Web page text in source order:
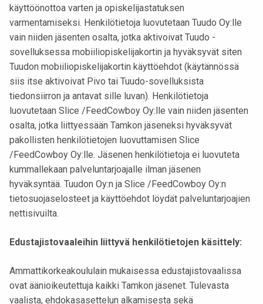
käyttöönottoa varten ja opiskelijastatuksen
varmentamiseksi. Henkilötietoja luovutetaan Tuudo Oy:lle
vain niiden jäsenten osalta, jotka aktivoivat Tuudo -
sovelluksessa mobiiliopiskelijakortin ja hyväksyvät siten
Tuudon mobiiliopiskelijakortin käyttöehdot (käytännössä
siis itse aktivoivat Pivo tai Tuudo-sovelluksista
tiedonsiirron ja antavat sille luvan). Henkilötietoja
luovutetaan Slice /FeedCowboy Oy:lle vain niiden jäsenten
osalta, jotka liittyessään Tamkon jäseneksi hyväksyvät
pakollisten henkilötietojen luovuttamisen Slice
/FeedCowboy Oy:lle. Jäsenen henkilötietoja ei luovuteta
kummallekaan palveluntarjoajalle ilman jäsenen
hyväksyntää. Tuudon Oy:n ja Slice /FeedCowboy Oy:n
tietosuojaselosteet ja käyttöehdot löydät palveluntarjoajien
nettisivuilta.
Edustajistovaaleihin liittyvä henkilötietojen käsittely:
Ammattikorkeakoululain mukaisessa edustajistovaalissa
ovat äänioikeutettuja kaikki Tamkon jäsenet. Tulevasta
vaalista, ehdokasasettelun alkamisesta sekä